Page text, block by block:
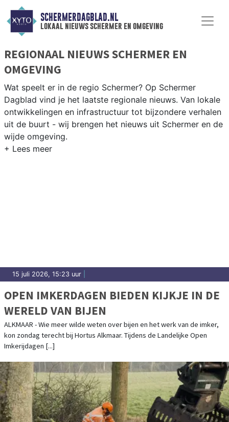
SCHERMERDAGBLAD.NL
lokaal nieuws schermer en omgeving
REGIONAAL NIEUWS SCHERMER EN
OMGEVING
Wat speelt er in de regio Schermer? Op Schermer
Dagblad vind je het laatste regionale nieuws. Van lokale
ontwikkelingen en infrastructuur tot bijzondere verhalen
uit de buurt - wij brengen het nieuws uit Schermer en de
wijde omgeving.
15 juli 2026, 15:23 uur
OPEN IMKERDAGEN BIEDEN KIJKJE IN DE
WERELD VAN BIJEN
ALKMAAR - Wie meer wilde weten over bijen en het werk van de imker,
kon zondag terecht bij Hortus Alkmaar. Tijdens de Landelijke Open
Imkerijdagen [...]